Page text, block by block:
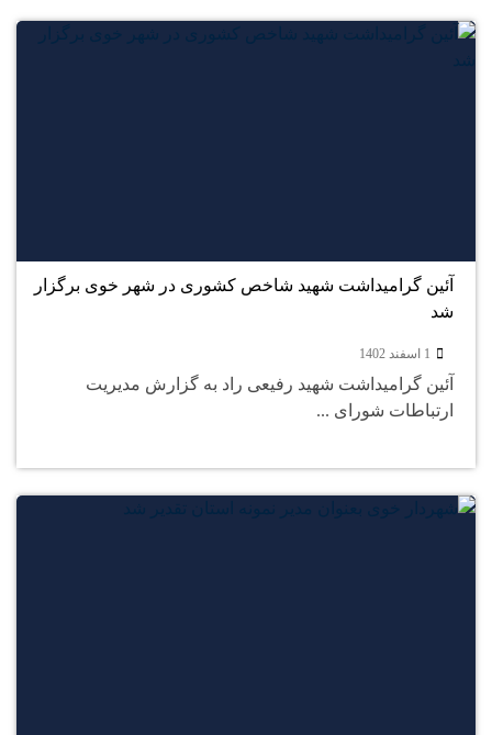
آئین گرامیداشت شهید شاخص کشوری در شهر خوی برگزار
شد
1 اسفند 1402
آئین گرامیداشت شهید رفیعی راد به گزارش مدیریت
ارتباطات شورای ...